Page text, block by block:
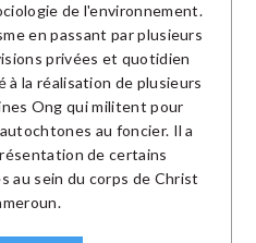
de l'environnement.
en passant par plusieurs
privées et quotidien
à la réalisation de plusieurs
Ong qui militent pour
au foncier. Il a
de certains
au sein du corps de Christ